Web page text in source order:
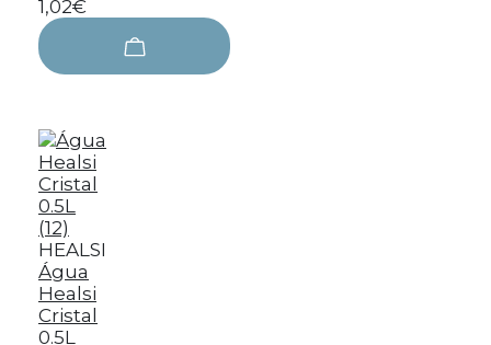
1,02€
HEALSI
Água
Healsi
Cristal
0.5L